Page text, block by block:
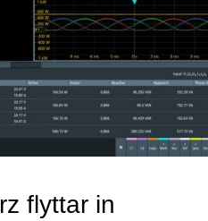
flyttar in